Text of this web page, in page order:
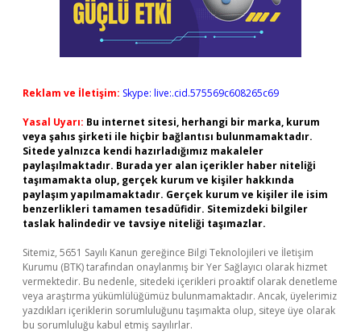
Reklam ve İletişim: Skype: live:.cid.575569c608265c69
Yasal Uyarı: Bu internet sitesi, herhangi bir marka, kurum
veya şahıs şirketi ile hiçbir bağlantısı bulunmamaktadır.
Sitede yalnızca kendi hazırladığımız makaleler
paylaşılmaktadır. Burada yer alan içerikler haber niteliği
taşımamakta olup, gerçek kurum ve kişiler hakkında
paylaşım yapılmamaktadır. Gerçek kurum ve kişiler ile isim
benzerlikleri tamamen tesadüfidir. Sitemizdeki bilgiler
taslak halindedir ve tavsiye niteliği taşımazlar.
Sitemiz, 5651 Sayılı Kanun gereğince Bilgi Teknolojileri ve İletişim
Kurumu (BTK) tarafından onaylanmış bir Yer Sağlayıcı olarak hizmet
vermektedir. Bu nedenle, sitedeki içerikleri proaktif olarak denetleme
veya araştırma yükümlülüğümüz bulunmamaktadır. Ancak, üyelerimiz
yazdıkları içeriklerin sorumluluğunu taşımakta olup, siteye üye olarak
bu sorumluluğu kabul etmiş sayılırlar.